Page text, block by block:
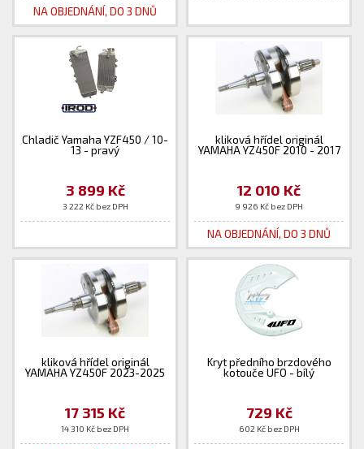
NA OBJEDNÁNÍ, DO 3 DNŮ
Chladič Yamaha YZF450 / 10-
13 - pravý
3 899 Kč
3 222 Kč bez DPH
kliková hřídel originál
YAMAHA YZ450F 2010 - 2017
12 010 Kč
9 926 Kč bez DPH
NA OBJEDNÁNÍ, DO 3 DNŮ
kliková hřídel originál
YAMAHA YZ450F 2023-2025
17 315 Kč
14 310 Kč bez DPH
Kryt předního brzdového
kotouče UFO - bílý
729 Kč
602 Kč bez DPH